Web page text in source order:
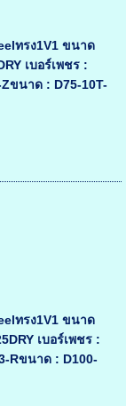
ทรง1V1 ขนาด
เบอร์เพชร :
ขนาด : D75-10T-
ทรง1V1 ขนาด
เบอร์เพชร :
Rขนาด : D100-